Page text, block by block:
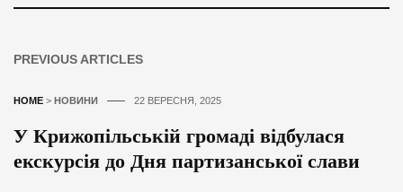
PREVIOUS ARTICLES
HOME > НОВИНИ 22 ВЕРЕСНЯ, 2025
У Крижопільській громаді відбулася
екскурсія до Дня партизанської слави